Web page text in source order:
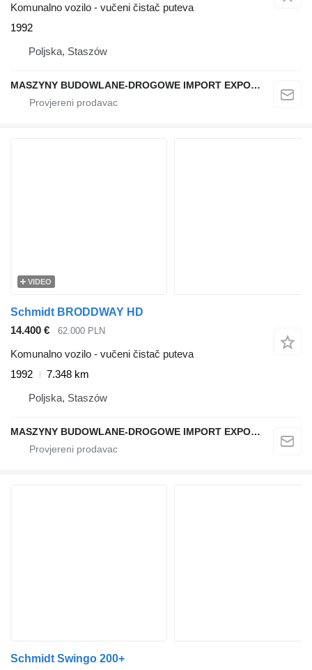
Komunalno vozilo - vučeni čistač puteva
1992
Poljska, Staszów
MASZYNY BUDOWLANE-DROGOWE IMPORT EXPORT
VIDEO
Schmidt BRODDWAY HD
14.400 €
62.000 PLN
Komunalno vozilo - vučeni čistač puteva
1992
7.348 km
Poljska, Staszów
MASZYNY BUDOWLANE-DROGOWE IMPORT EXPORT
Schmidt Swingo 200+